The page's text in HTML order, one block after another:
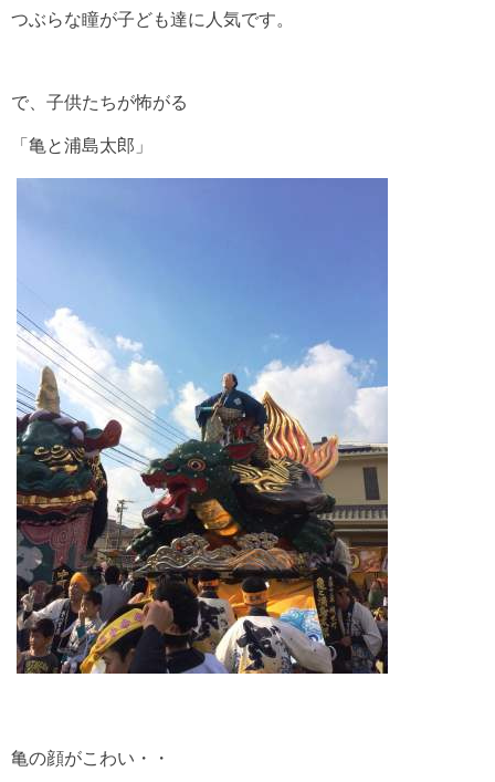
つぶらな瞳が子ども達に人気です。
で、子供たちが怖がる
「亀と浦島太郎」
亀の顔がこわい・・